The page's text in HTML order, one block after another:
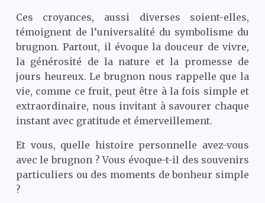
Ces croyances, aussi diverses soient-elles,
témoignent de l’universalité du symbolisme du
brugnon. Partout, il évoque la douceur de vivre,
la générosité de la nature et la promesse de
jours heureux. Le brugnon nous rappelle que la
vie, comme ce fruit, peut être à la fois simple et
extraordinaire, nous invitant à savourer chaque
instant avec gratitude et émerveillement.
Et vous, quelle histoire personnelle avez-vous
avec le brugnon ? Vous évoque-t-il des souvenirs
particuliers ou des moments de bonheur simple
?